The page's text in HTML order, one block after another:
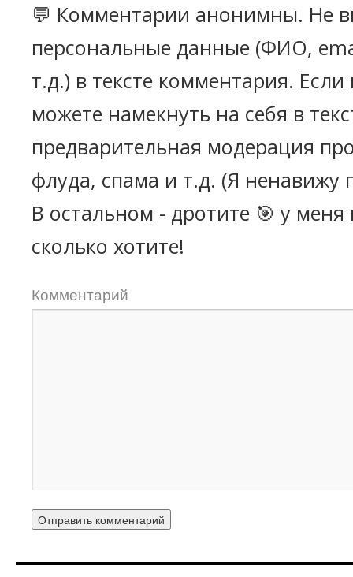
💬 Комментарии анонимны. Не
персональные данные (ФИО,
т.д.) в тексте комментария.
можете намекнуть на себя в
предварительная модерация
флуда, спама и т.д. (Я ненавижу
В остальном - дротите 🎯 у
сколько хотите!
Комментарий